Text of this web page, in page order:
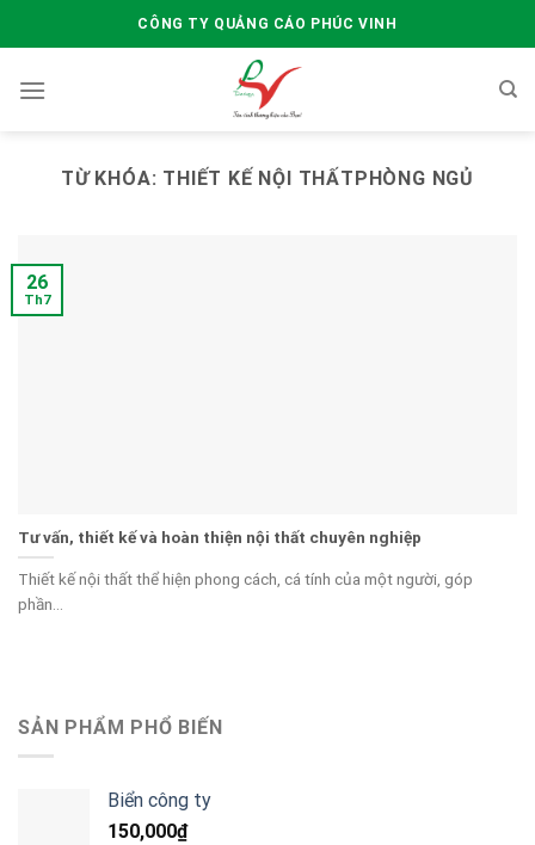
to
CÔNG TY QUẢNG CÁO PHÚC VINH
TỪ KHÓA: THIẾT KẾ NỘI THẤTPHÒNG NGỦ
Tư vấn, thiết kế và hoàn thiện nội thất chuyên nghiệp
Thiết kế nội thất thể hiện phong cách, cá tính của một người, góp
phần...
26
Th7
SẢN PHẨM PHỔ BIẾN
Biển công ty
150,000₫